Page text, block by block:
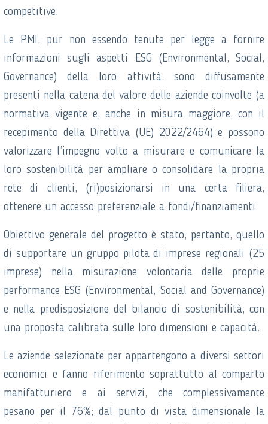
competitive.
Le PMI, pur non essendo tenute per legge a fornire
informazioni sugli aspetti ESG (Environmental, Social,
Governance) della loro attività, sono diffusamente
presenti nella catena del valore delle aziende coinvolte (a
normativa vigente e, anche in misura maggiore, con il
recepimento della Direttiva (UE) 2022/2464) e possono
valorizzare l’impegno volto a misurare e comunicare la
loro sostenibilità per ampliare o consolidare la propria
rete di clienti, (ri)posizionarsi in una certa filiera,
ottenere un accesso preferenziale a fondi/finanziamenti.
Obiettivo generale del progetto è stato, pertanto, quello
di supportare un gruppo pilota di imprese regionali (25
imprese) nella misurazione volontaria delle proprie
performance ESG (Environmental, Social and Governance)
e nella predisposizione del bilancio di sostenibilità, con
una proposta calibrata sulle loro dimensioni e capacità.
Le aziende selezionate per appartengono a diversi settori
economici e fanno riferimento soprattutto al comparto
manifatturiero e ai servizi, che complessivamente
pesano per il 76%; dal punto di vista dimensionale la